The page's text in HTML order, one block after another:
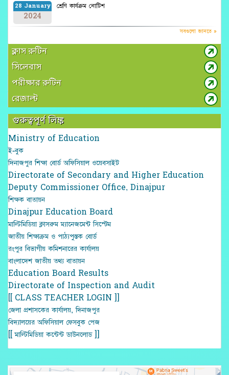
28 January
2024
শ্রেণি কার্যক্রম নোটিশ
সবগুলো জানতে »
ক্লাস রুটিন
সিলেবাস
পরীক্ষার রুটিন
রেজাল্ট
গুরুত্বপূর্ণ লিঙ্ক
Ministry of Education
ই-বুক
দিনাজপুর শিক্ষা বোর্ড অফিসিয়াল ওয়েবসাইট
Directorate of Secondary and Higher Education
Deputy Commissioner Office, Dinajpur
শিক্ষক বাতায়ন
Dinajpur Education Board
মাল্টিমিডিয়া ক্লাসরুম ম্যানেজমেন্ট সিস্টেম
জাতীয় শিক্ষাক্রম ও পাঠ্যপুস্তক বোর্ড
রংপুর বিভাগীয় কমিশনারের কার্যালয়
বাংলাদেশ জাতীয় তথ্য বাতায়ন
Education Board Results
Directorate of Inspection and Audit
[[ CLASS TEACHER LOGIN ]]
জেলা প্রশাসকের কার্যালয়, দিনাজপুর
বিদ্যালয়ের অফিসিয়াল ফেসবুক পেজ
[[ মাল্টিমিডিয়া কন্টেন্ট ডাউনলোড ]]